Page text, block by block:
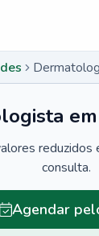
reduzidos
consulta.
Agendar